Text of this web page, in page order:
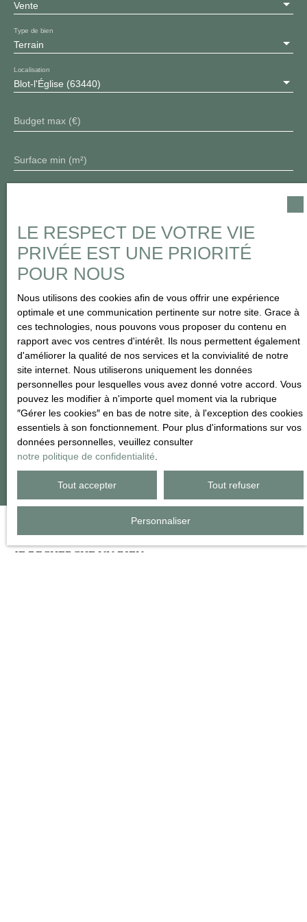
0778053057.
Vente
Terrain
Type de bien
Blot-l'Église (63440)
Localisation
Budget max (€)
Surface min (m²)
conformément au RGPD. Si vous ne souhaitez pas faire l'objet de
prospection commerciale par voie téléphonique, vous pouvez
vous inscrire gratuitement sur la liste d'opposition au démarchage
téléphonique, prévu par l'article L223-1 du code de la
consommation, sur le site Internet www.bloctel.gouv.fr ou par
Société Worldline, Service Bloctel, CS 61311, 41013 BLOIS
CEDEX.
Pour en savoir plus sur le traitement de vos données personnelles,
veuillez consulter notrepolitique de confidentialité.
Recevoir des annonces
JE RECHERCHE UN BIEN
LE RESPECT DE VOTRE VIE
PRIVÉE EST UNE PRIORITÉ
POUR NOUS
Nous utilisons des cookies afin de vous offrir une expérience
optimale et une communication pertinente sur notre site. Grace à
ces technologies, nous pouvons vous proposer du contenu en
rapport avec vos centres d'intérêt. Ils nous permettent également
d'améliorer la qualité de nos services et la convivialité de notre
site internet. Nous utiliserons uniquement les données
personnelles pour lesquelles vous avez donné votre accord. Vous
pouvez les modifier à n'importe quel moment via la rubrique
″Gérer les cookies″ en bas de notre site, à l'exception des cookies
essentiels à son fonctionnement. Pour plus d'informations sur vos
données personnelles, veuillez consulter
notre politique de confidentialité
Tout accepter Tout refuser
Personnaliser